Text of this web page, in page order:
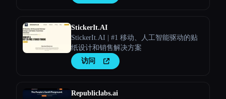
StickerIt.AI
StickerIt.AI | #1 移动、人工智能驱动的贴
纸设计和销售解决方案
访问
Republiclabs.ai